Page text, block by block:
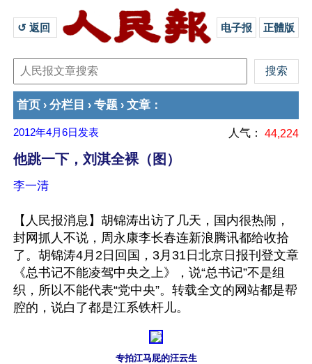
↺ 返回 电子报 正體版
首页 › 分栏目 › 专题 › 文章 ：
2012年4月6日 发表 人气： 44,224
他跳一下，刘淇全裸（图）
李一清
【人民报消息】胡锦涛出访了几天，国内很热闹，
封网抓人不说，周永康李长春连新浪腾讯都给收拾
了。胡锦涛4月2日回国，3月31日北京日报刊登文章
《总书记不能凌驾中央之上》，说“总书记”不是组
织，所以不能代表“党中央”。转载全文的网站都是帮
腔的，说白了都是江系铁杆儿。
专拍江马屁的汪云生